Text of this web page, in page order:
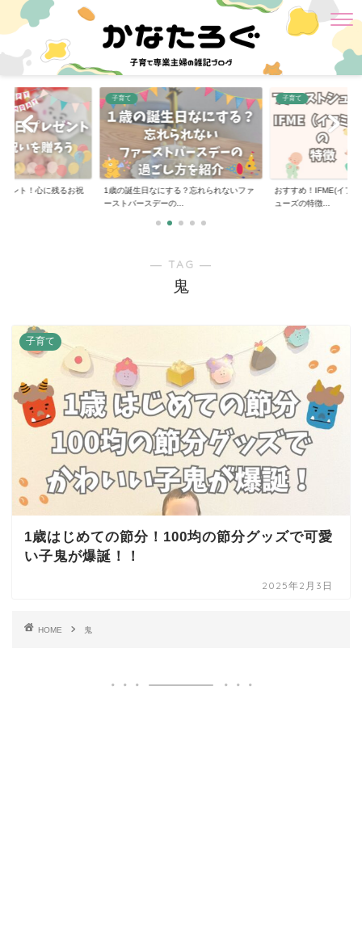
ント！心に残るお祝
子育て
1歳の誕生日なにする？忘れられないファ
ーストバースデーの...
子育て
おすすめ！IFME(イフ
ューズの特徴...
― TAG ―
鬼
子育て
1歳はじめての節分！100均の節分グッズで可愛
い子鬼が爆誕！！
2025年2月3日
HOME 鬼